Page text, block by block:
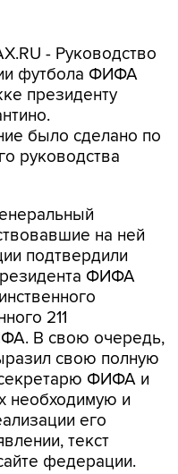
- Руководство
футбола ФИФА
президенту
было сделано по
руководства
на ней
подтвердили
ФИФА
211
В свою очередь,
свою полную
ФИФА и
необходимую и
его
текст
федерации.